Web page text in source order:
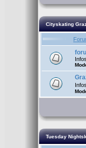
Cityskating
Tuesday